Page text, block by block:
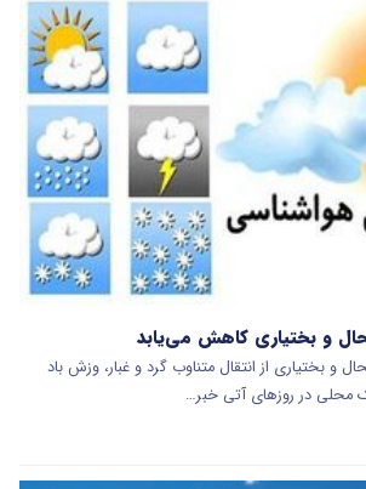
و بختیاری کاهش می‌یابد
و بختیاری از انتقال متناوب گرد و غبار، وزش باد
در روزهای آتی خبر…